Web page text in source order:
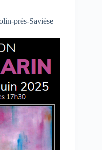
près-Savièse